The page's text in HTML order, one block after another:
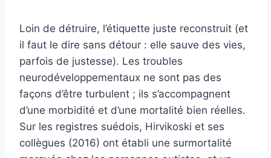
Loin de détruire, l’étiquette juste reconstruit (et
il faut le dire sans détour : elle sauve des vies,
parfois de justesse). Les troubles
neurodéveloppementaux ne sont pas des
façons d’être turbulent ; ils s’accompagnent
d’une morbidité et d’une mortalité bien réelles.
Sur les registres suédois, Hirvikoski et ses
collègues (2016) ont établi une surmortalité